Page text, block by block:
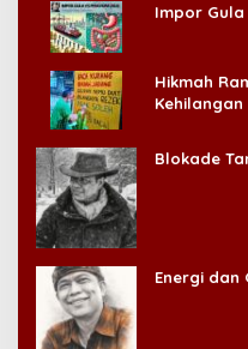
Impor Gula
Hikmah
Blokade
Energi dan